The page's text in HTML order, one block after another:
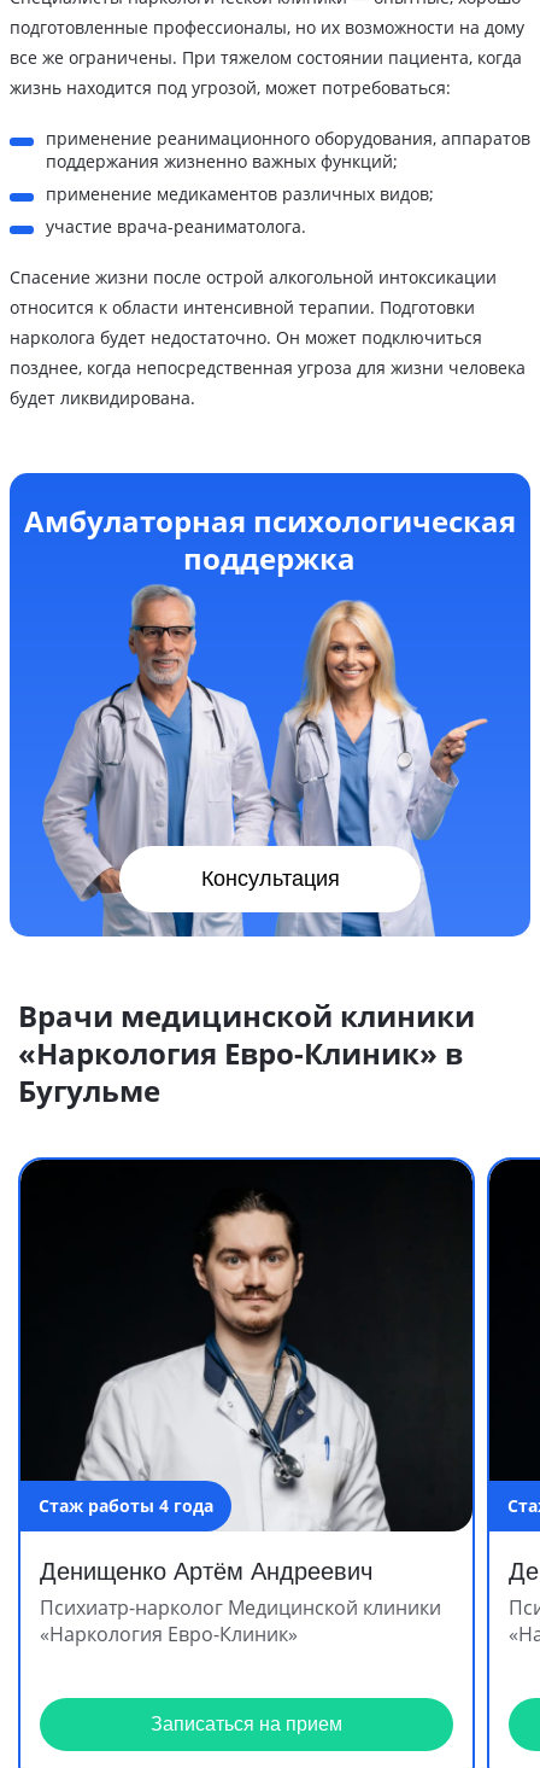
подготовленные профессионалы, но их возможности на дому
все же ограничены. При тяжелом состоянии пациента, когда
жизнь находится под угрозой, может потребоваться:
применение реанимационного оборудования, аппаратов
поддержания жизненно важных функций;
применение медикаментов различных видов;
участие врача-реаниматолога.
Спасение жизни после острой алкогольной интоксикации
относится к области интенсивной терапии. Подготовки
нарколога будет недостаточно. Он может подключиться
позднее, когда непосредственная угроза для жизни человека
будет ликвидирована.
Амбулаторная психологическая
поддержка
Консультация
Врачи медицинской клиники
«Наркология Евро-Клиник» в
Бугульме
Стаж работы 4 года
Денищенко Артём Андреевич
Психиатр-нарколог Медицинской клиники
«Наркология Евро-Клиник»
Записаться на прием